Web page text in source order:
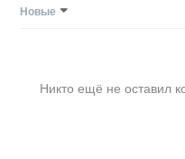
Новые
Никто ещё не оставил